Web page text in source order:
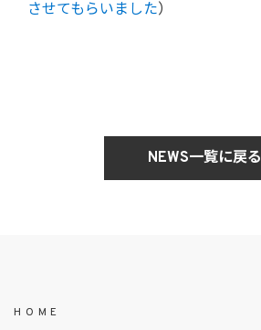
させてもらいました）
NEWS一覧に戻る
HOME